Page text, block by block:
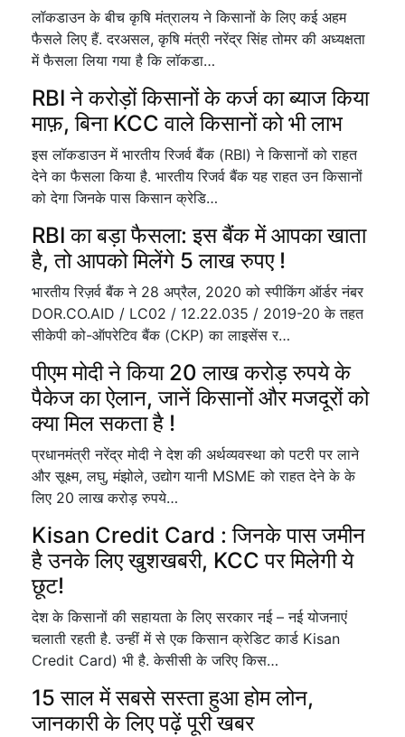
लॉकडाउन के बीच कृषि मंत्रालय ने किसानों के लिए कई अहम
फैसले लिए हैं. दरअसल, कृषि मंत्री नरेंद्र सिंह तोमर की अध्यक्षता
में फैसला लिया गया है कि लॉकडा…
RBI ने करोड़ों किसानों के कर्ज का ब्याज किया
माफ़, बिना KCC वाले किसानों को भी लाभ
इस लॉकडाउन में भारतीय रिजर्व बैंक (RBI) ने किसानों को राहत
देने का फैसला किया है. भारतीय रिजर्व बैंक यह राहत उन किसानों
को देगा जिनके पास किसान क्रेडि…
RBI का बड़ा फैसला: इस बैंक में आपका खाता
है, तो आपको मिलेंगे 5 लाख रुपए !
भारतीय रिज़र्व बैंक ने 28 अप्रैल, 2020 को स्पीकिंग ऑर्डर नंबर
DOR.CO.AID / LC02 / 12.22.035 / 2019-20 के तहत
सीकेपी को-ऑपरेटिव बैंक (CKP) का लाइसेंस र…
पीएम मोदी ने किया 20 लाख करोड़ रुपये के
पैकेज का ऐलान, जानें किसानों और मजदूरों को
क्या मिल सकता है !
प्रधानमंत्री नरेंद्र मोदी ने देश की अर्थव्यवस्था को पटरी पर लाने
और सूक्ष्म, लघु, मंझोले, उद्योग यानी MSME को राहत देने के के
लिए 20 लाख करोड़ रुपये…
Kisan Credit Card : जिनके पास जमीन
है उनके लिए खुशखबरी, KCC पर मिलेगी ये
छूट!
देश के किसानों की सहायता के लिए सरकार नई – नई योजनाएं
चलाती रहती है. उन्हीं में से एक किसान क्रेडिट कार्ड Kisan
Credit Card) भी है. केसीसी के जरिए किस…
15 साल में सबसे सस्ता हुआ होम लोन,
जानकारी के लिए पढ़ें पूरी खबर